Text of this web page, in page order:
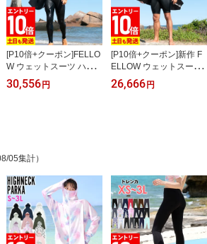
[P10倍+クーポン]FELLO
W ウェットスーツ ハイ
エンドモデル シーガル 3
mm メンズ 半袖 チェス
30,556 円
[P10倍+クーポン]新作 F
ELLOW ウェットスーツ
ハイエンドモデル スプリ
ング 3mm メンズ チェス
26,666 円
05集計）